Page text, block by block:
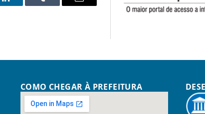
LinkedIn Tumblr Email
COMO CHEGAR À PREFEITURA